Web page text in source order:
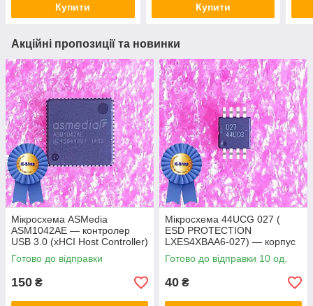
Купити Купити
Акційні пропозиції та новинки
Мікросхема ASMedia
ASM1042AE — контролер
USB 3.0 (xHCI Host Controller)
Готово до відправки
150 ₴
Мікросхема 44UCG 027 (
ESD PROTECTION
LXES4XBAA6-027) — корпус
msop8
Готово до відправки 10 од.
40 ₴